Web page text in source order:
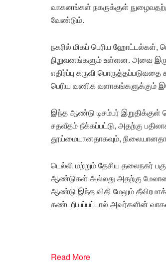
வாகனங்கள் நகருக்குள்
வேண்டும்.
நகரில் மிகப் பெரிய
நிறுவனங்களும் உள்ளன. அவை
எதிர்ப்பு கருவி
பெரிய வணிக வளாகங்களுக்கும்
இந்த ஆண்டு டிசம்பர் இறுதிக்குள்
சதவீதம் நீக்கப்பட்டு, அதற்கு
தூய்மையானதாகவும்,
டெல்லி மற்றும் தேசிய தலைநகர்
ஆண்டுகள் அல்லது அதற்கு மேலான
ஆண்டு இந்த விதி மேலும்
கண்டறியப்பட்டால் அவர்களின்
Read More